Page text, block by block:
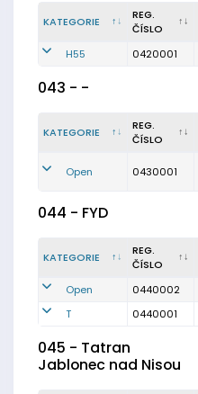
KATEGORIE
REG.
ČÍSLO
H55 0420001
043 - -
KATEGORIE
REG.
ČÍSLO
Open 0430001
044 - FYD
KATEGORIE
REG.
ČÍSLO
Open 0440002
T
0440001
045 - Tatran
Jablonec nad Nisou